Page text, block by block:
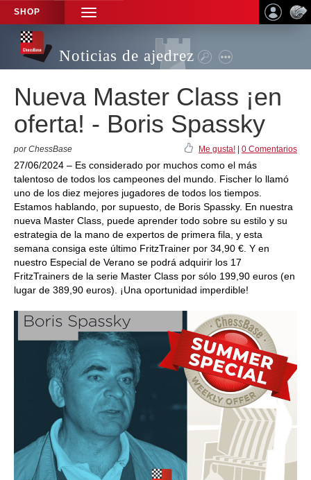
SHOP
TOGGLE
NAVIGATION
Noticias de ajedrez
Nueva Master Class ¡en
oferta! - Boris Spassky
por ChessBase Me gusta! 0 Comentarios
27/06/2024 – Es considerado por muchos como el más
talentoso de todos los campeones del mundo. Fischer lo llamó
uno de los diez mejores jugadores de todos los tiempos.
Estamos hablando, por supuesto, de Boris Spassky. En nuestra
nueva Master Class, puede aprender todo sobre su estilo y su
estrategia de la mano de expertos de primera fila, y esta
semana consiga este último FritzTrainer por 34,90 €. Y en
nuestro Especial de Verano se podrá adquirir los 17
FritzTrainers de la serie Master Class por sólo 199,90 euros (en
lugar de 389,90 euros). ¡Una oportunidad imperdible!